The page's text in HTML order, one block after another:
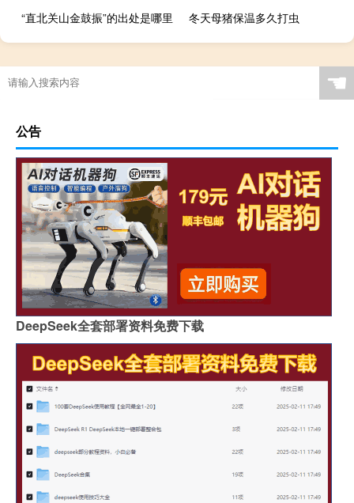
“直北关山金鼓振”的出处是哪里
冬天母猪保温多久打虫
☚
公告
DeepSeek全套部署资料免费下载